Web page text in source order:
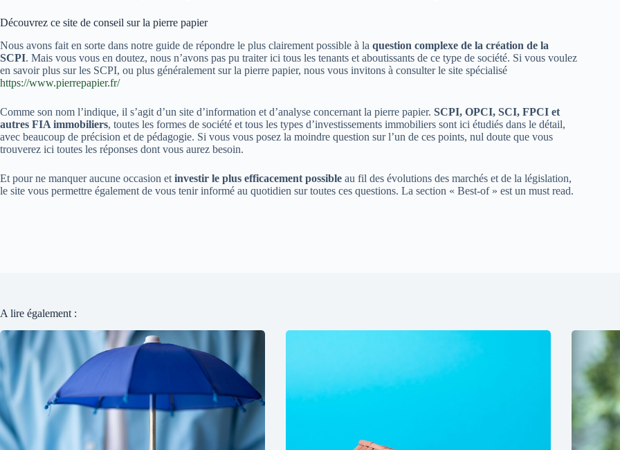
Découvrez ce site de conseil sur la pierre papier
Nous avons fait en sorte dans notre guide de répondre le plus clairement possible à la question complexe de la création de la
SCPI. Mais vous vous en doutez, nous n’avons pas pu traiter ici tous les tenants et aboutissants de ce type de société. Si vous voulez
en savoir plus sur les SCPI, ou plus généralement sur la pierre papier, nous vous invitons à consulter le site spécialisé
https://www.pierrepapier.fr/
Comme son nom l’indique, il s’agit d’un site d’information et d’analyse concernant la pierre papier. SCPI, OPCI, SCI, FPCI et
autres FIA immobiliers, toutes les formes de société et tous les types d’investissements immobiliers sont ici étudiés dans le détail,
avec beaucoup de précision et de pédagogie. Si vous vous posez la moindre question sur l’un de ces points, nul doute que vous
trouverez ici toutes les réponses dont vous aurez besoin.
Et pour ne manquer aucune occasion et investir le plus efficacement possible au fil des évolutions des marchés et de la législation,
le site vous permettre également de vous tenir informé au quotidien sur toutes ces questions. La section « Best-of » est un must read.
A lire également :